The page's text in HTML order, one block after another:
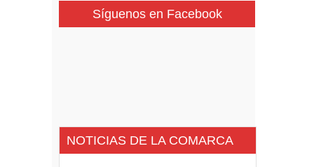
Síguenos en Facebook
NOTICIAS DE LA COMARCA